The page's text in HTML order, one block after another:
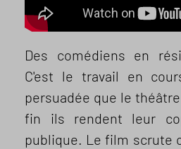
Des comédiens en
C'est le travail en
persuadée que le
fin ils rendent leur
publique. Le film scrute